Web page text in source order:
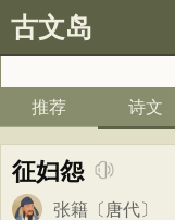
古文岛
推荐 诗文
征妇怨
张籍 〔唐代〕